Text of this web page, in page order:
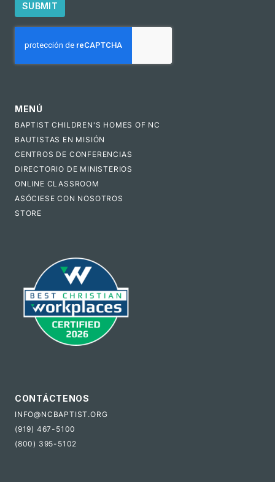
SUBMIT
MENÚ
BAPTIST CHILDREN'S HOMES OF NC
BAUTISTAS EN MISIÓN
CENTROS DE CONFERENCIAS
DIRECTORIO DE MINISTERIOS
ONLINE CLASSROOM
ASÓCIESE CON NOSOTROS
STORE
CONTÁCTENOS
INFO@NCBAPTIST.ORG
(919) 467-5100
(800) 395-5102